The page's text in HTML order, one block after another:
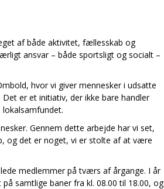
af både aktivitet, fællesskab og
ansvar – både sportsligt og socialt –
hvor vi giver mennesker i udsatte
er et initiativ, der ikke bare handler
Gennem dette arbejde har vi set,
og det er noget, vi er stolte af at være
medlemmer på tværs af årgange. I år
samtlige baner fra kl. 08.00 til 18.00, og